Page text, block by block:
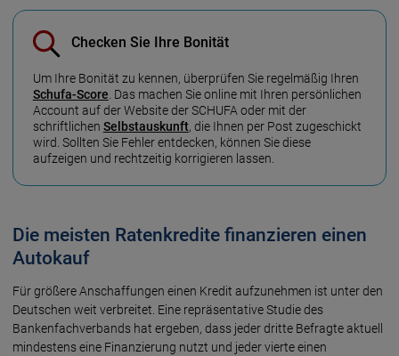
Checken Sie Ihre Bonität
Um Ihre Bonität zu kennen, überprüfen Sie regelmäßig Ihren
Schufa-Score . Das machen Sie online mit Ihren persönlichen
Account auf der Website der SCHUFA oder mit der
schriftlichen Selbstauskunft, die Ihnen per Post zugeschickt
wird. Sollten Sie Fehler entdecken, können Sie diese
aufzeigen und rechtzeitig korrigieren lassen.
Die meisten Ratenkredite finanzieren einen
Autokauf
Für größere Anschaffungen einen Kredit aufzunehmen ist unter den
Deutschen weit verbreitet. Eine repräsentative Studie des
Bankenfachverbands hat ergeben, dass jeder dritte Befragte aktuell
mindestens eine Finanzierung nutzt und jeder vierte einen